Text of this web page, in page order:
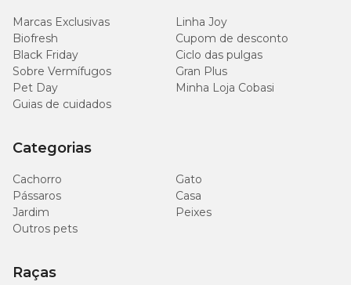
Marcas Exclusivas
Linha Joy
Biofresh
Cupom de desconto
Black Friday
Ciclo das pulgas
Sobre Vermífugos
Gran Plus
Pet Day
Minha Loja Cobasi
Guias de cuidados
Categorias
Cachorro
Gato
Pássaros
Casa
Jardim
Peixes
Outros pets
Raças